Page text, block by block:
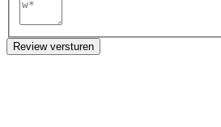
Review versturen